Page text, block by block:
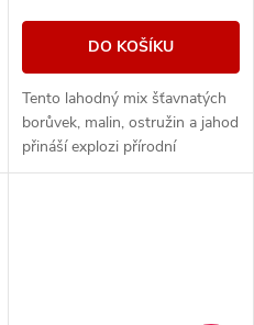
DO KOŠÍKU
Tento lahodný mix šťavnatých
borůvek, malin, ostružin a jahod
přináší explozi přírodní
sladkosti a svěžesti v každém